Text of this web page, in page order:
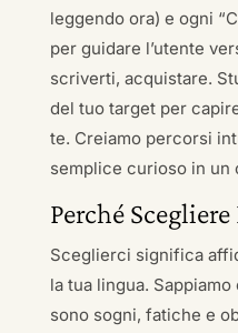
leggendo ora) e ogni
per guidare l’utente
scriverti, acquistare.
del tuo target per
te. Creiamo percorsi
semplice curioso in un
Perché
Sceglierci significa
la tua lingua.
sono sogni, fatiche e